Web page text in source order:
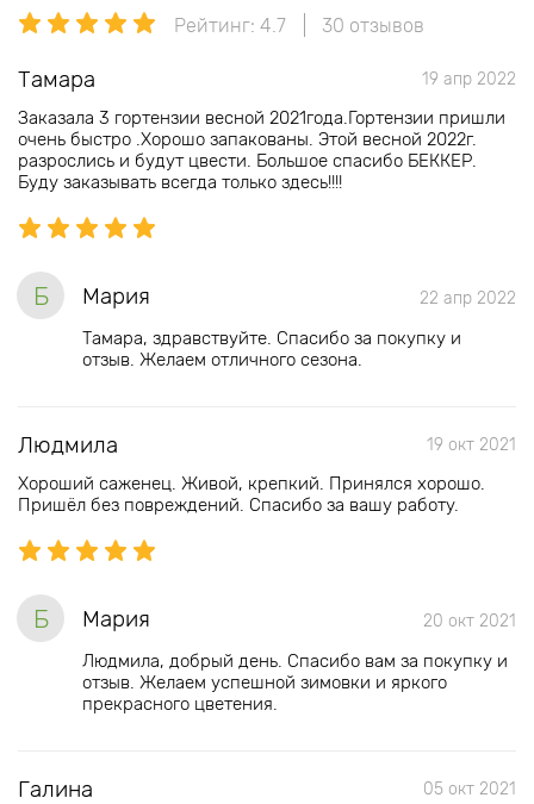
Рейтинг: 4.7 30 отзывов
Тамара 19 апр 2022
Заказала 3 гортензии весной 2021года.Гортензии пришли
очень быстро .Хорошо запакованы. Этой весной 2022г.
разрослись и будут цвести. Большое спасибо БЕККЕР.
Буду заказывать всегда только здесь!!!!
Б Мария 22 апр 2022
Тамара, здравствуйте. Спасибо за покупку и
отзыв. Желаем отличного сезона.
Людмила 19 окт 2021
Хороший саженец. Живой, крепкий. Принялся хорошо.
Пришёл без повреждений. Спасибо за вашу работу.
Б Мария 20 окт 2021
Людмила, добрый день. Спасибо вам за покупку и
отзыв. Желаем успешной зимовки и яркого
прекрасного цветения.
Галина 05 окт 2021